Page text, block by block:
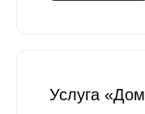
Услуга